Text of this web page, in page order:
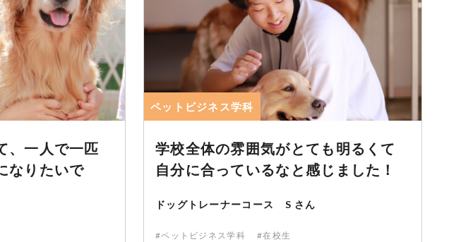
、一人で一匹
なりたいで
ペットビジネス学科
学校全体の雰囲気がとても明るくて
自分に合っているなと感じました！
ドッグトレーナーコース S さん
#ペットビジネス学科 #在校生